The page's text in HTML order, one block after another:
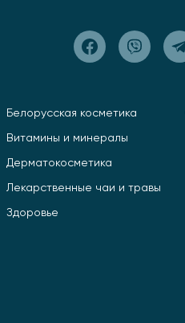
Белорусская косметика
Витамины и минералы
Дерматокосметика
Лекарственные чаи и травы
Здоровье